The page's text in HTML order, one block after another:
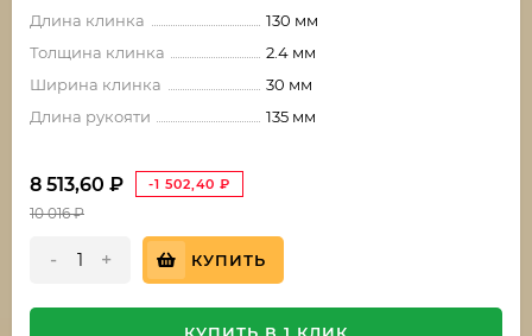
Длина клинка
130 мм
Толщина клинка
2.4 мм
Ширина клинка
30 мм
Длина рукояти
135 мм
8 513,60 ₽ -1 502,40 ₽
10 016₽
- + КУПИТЬ